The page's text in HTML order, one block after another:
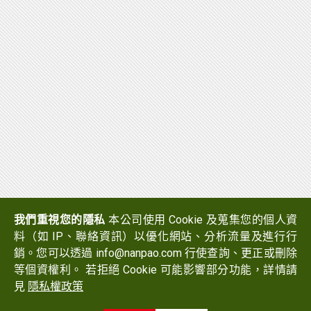
Copyright © 2017 NANPAO RESINS CHEMICAL GROUP All
Rights Reserved.
我們重視您的隱私 本公司使用 Cookie 及蒐集您的個人資
料（如 IP、聯絡資訊）以優化網站、分析流量及進行行
銷。您可以透過 info@nanpao.com 行使查詢、更正或刪除
等個資權利。 若拒絕 Cookie 可能影響部分功能，詳情請
見 隱私權政策